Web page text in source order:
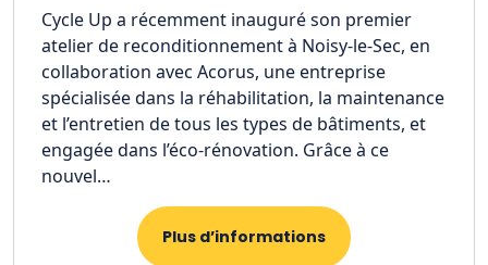
Cycle Up a récemment inauguré son premier
atelier de reconditionnement à Noisy-le-Sec, en
collaboration avec Acorus, une entreprise
spécialisée dans la réhabilitation, la maintenance
et l’entretien de tous les types de bâtiments, et
engagée dans l’éco-rénovation. Grâce à ce
nouvel…
Plus d’informations